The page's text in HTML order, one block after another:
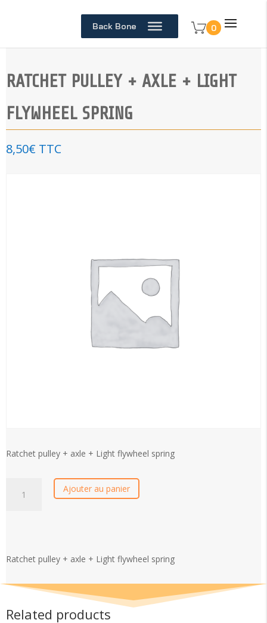
Back Bone 0
RATCHET PULLEY + AXLE + LIGHT
FLYWHEEL SPRING
8,50€ TTC
Ratchet pulley + axle + Light flywheel spring
pulley
Light
quantity
Ajouter au panier
Ratchet pulley + axle + Light flywheel spring
Related products